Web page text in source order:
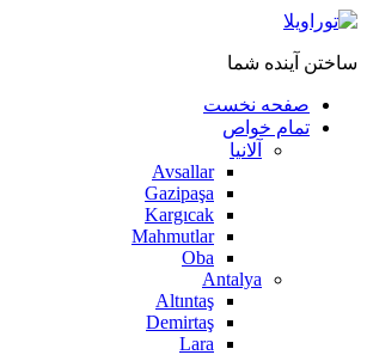
ساختن آینده شما
صفحه نخست
تمام خواص
آلانیا
Avsallar
Gazipaşa
Kargıcak
Mahmutlar
Oba
Antalya
Altıntaş
Demirtaş
Lara